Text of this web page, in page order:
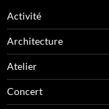
Activité
Architecture
Atelier
Concert